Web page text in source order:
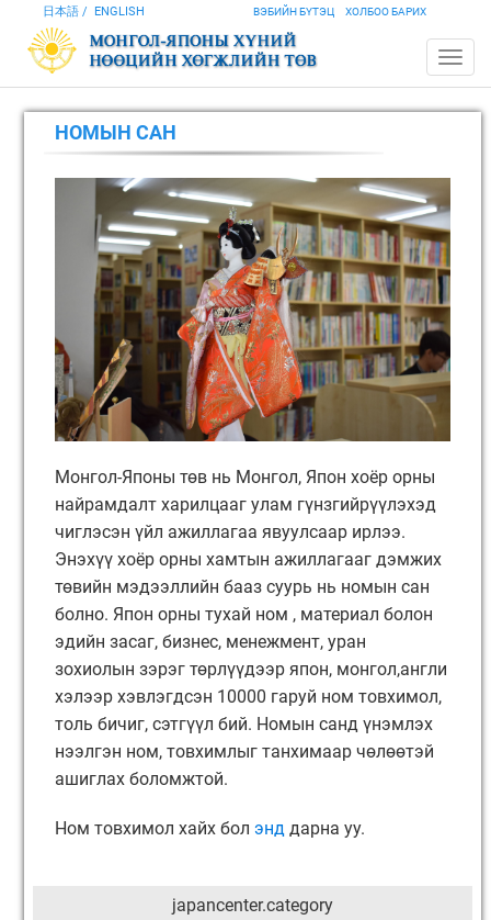
ВЭБИЙН БҮТЭЦ ХОЛБОО БАРИХ
日本語 ENGLISH
НОМЫН САН
Монгол-Японы төв нь Монгол, Япон хоёр орны
найрамдалт харилцааг улам гүнзгийрүүлэхэд
чиглэсэн үйл ажиллагаа явуулсаар ирлээ.
Энэхүү хоёр орны хамтын ажиллагааг дэмжих
төвийн мэдээллийн бааз суурь нь номын сан
болно. Япон орны тухай ном , материал болон
эдийн засаг, бизнес, менежмент, уран
зохиолын зэрэг төрлүүдээр япон, монгол,англи
хэлээр хэвлэгдсэн 10000 гаруй ном товхимол,
толь бичиг, сэтгүүл бий. Номын санд үнэмлэх
нээлгэн ном, товхимлыг танхимаар чөлөөтэй
ашиглах боломжтой.
Ном товхимол хайх бол энд дарна уу.
japancenter.category